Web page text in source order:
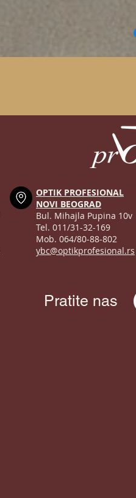
OPTIK PROFESIONAL
NOVI BEOGRAD
Bul. Mihajla Pupina 10v
Tel. 011/31-32-169
Mob. 064/80-88-802
ybc@optikprofesional.rs
Pratite nas